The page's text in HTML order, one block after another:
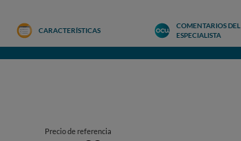
CARACTERÍSTICAS
COMENTARIOS DEL
ESPECIALISTA
Precio de referencia